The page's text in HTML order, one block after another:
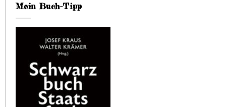
Mein Buch-Tipp